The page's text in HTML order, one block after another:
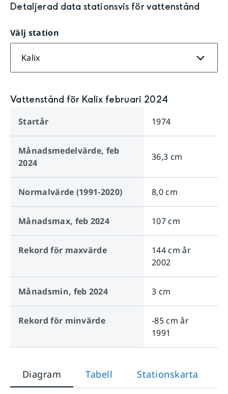
Detaljerad data stationsvis förvattenstånd
Välj station
Kalix
Vattenstånd för Kalix februari 2024
Startår 1974
Månadsmedelvärde, feb
2024
36,3 cm
Normalvärde (1991-2020) 8,0 cm
Månadsmax, feb 2024 107 cm
Rekord för maxvärde 144 cm år
2002
Månadsmin, feb 2024 3 cm
Rekord för minvärde -85 cm år
1991
Diagram Tabell Stationskarta